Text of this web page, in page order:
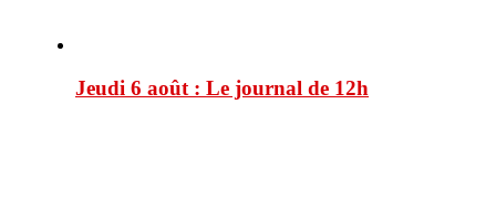
Jeudi 6 août : Le journal de 12h